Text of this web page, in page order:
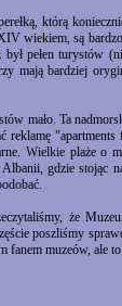
którą
wiekiem, są
pełen turystów
bardziej
mało. Ta
Wielkie plaże o
gdzie stojąc
że
poszliśmy
muzeów, ale